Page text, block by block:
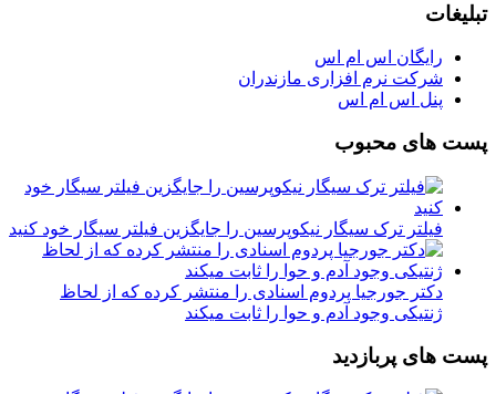
تبلیغات
رایگان اس ام اس
شرکت نرم افزاری مازندران
پنل اس ام اس
پست های محبوب
فیلتر ترک سیگار نیکوپرسین را جایگزین فیلتر سیگار خود کنید
دکتر جورجیا پردوم اسنادی را منتشر کرده که از لحاظ
ژنتیکی وجود آدم و حوا را ثابت میکند
پست های پربازدید